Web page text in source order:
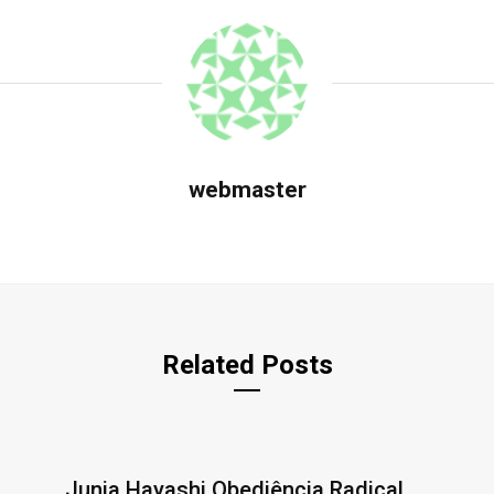
webmaster
Related Posts